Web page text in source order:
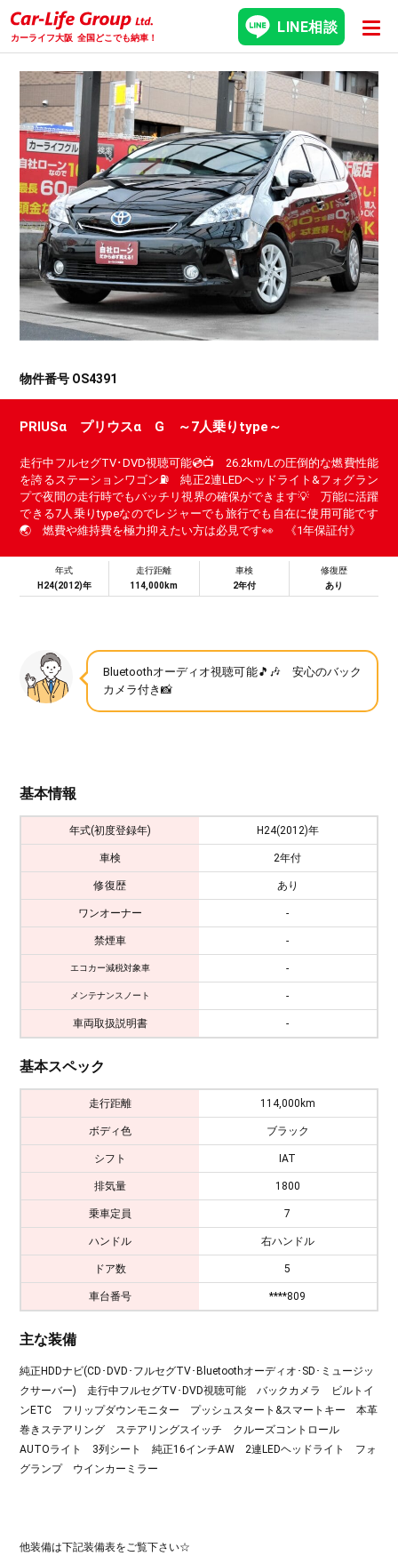
カーライフ大阪 全国どこでも納車！
LINE相談
物件番号 OS4391
PRIUSα プリウスα G ～7人乗りtype～
走行中フルセグTV･DVD視聴可能💿📺 26.2km/Lの圧倒的な燃費性能
を誇るステーションワゴン⛽ 純正2連LEDヘッドライト&フォグラン
プで夜間の走行時でもバッチリ視界の確保ができます💡 万能に活躍
できる7人乗りtypeなのでレジャーでも旅行でも自在に使用可能です
🌏 燃費や維持費を極力抑えたい方は必見です👀 《1年保証付》
年式
H24(2012)年
走行距離
114,000km
車検
2年付
修復歴
あり
Bluetoothオーディオ視聴可能🎵🎶 安心のバック
カメラ付き📸
基本情報
年式(初度登録年) H24(2012)年
車検 2年付
修復歴 あり
ワンオーナー -
禁煙車 -
エコカー減税対象車 -
メンテナンスノート -
車両取扱説明書 -
基本スペック
走行距離 114,000km
ボディ色 ブラック
シフト IAT
排気量 1800
乗車定員 7
ハンドル 右ハンドル
ドア数 5
車台番号 ****809
主な装備
純正HDDナビ(CD･DVD･フルセグTV･Bluetoothオーディオ･SD･ミュージッ
クサーバー) 走行中フルセグTV･DVD視聴可能 バックカメラ ビルトイ
ンETC フリップダウンモニター プッシュスタート&スマートキー 本革
巻きステアリング ステアリングスイッチ クルーズコントロール
AUTOライト 3列シート 純正16インチAW 2連LEDヘッドライト フォ
グランプ ウインカーミラー
他装備は下記装備表をご覧下さい☆